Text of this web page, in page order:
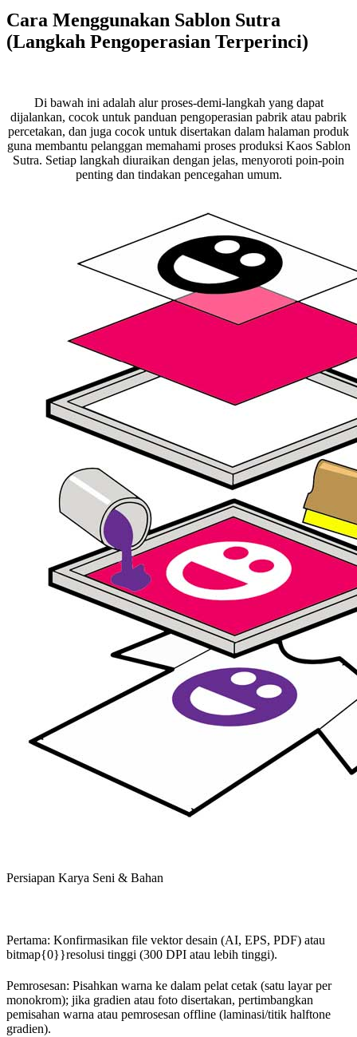
Cara Menggunakan Sablon Sutra
(Langkah Pengoperasian Terperinci)
Di bawah ini adalah alur proses-demi-langkah yang dapat
dijalankan, cocok untuk panduan pengoperasian pabrik atau pabrik
percetakan, dan juga cocok untuk disertakan dalam halaman produk
guna membantu pelanggan memahami proses produksi Kaos Sablon
Sutra. Setiap langkah diuraikan dengan jelas, menyoroti poin-poin
penting dan tindakan pencegahan umum.
Persiapan Karya Seni & Bahan
Pertama: Konfirmasikan file vektor desain (AI, EPS, PDF) atau
bitmap{0}}resolusi tinggi (300 DPI atau lebih tinggi).
Pemrosesan: Pisahkan warna ke dalam pelat cetak (satu layar per
monokrom); jika gradien atau foto disertakan, pertimbangkan
pemisahan warna atau pemrosesan offline (laminasi/titik halftone
gradien).